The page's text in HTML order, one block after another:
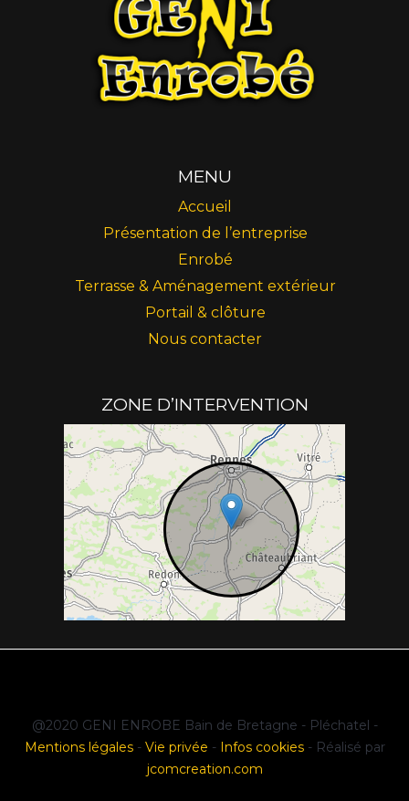
MENU
Accueil
Présentation de l’entreprise
Enrobé
Terrasse & Aménagement extérieur
Portail & clôture
Nous contacter
ZONE D’INTERVENTION
@2020 GENI ENROBE Bain de Bretagne - Pléchatel -
Mentions légales- Vie privée - Infos cookies- Réalisé par
jcomcreation.com